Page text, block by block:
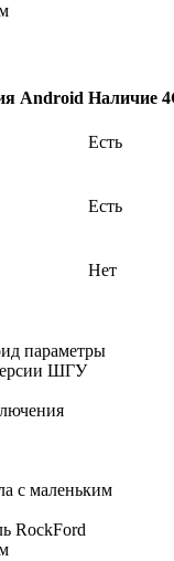
Android Наличие
Есть
Есть
Нет
параметры
ШГУ
с маленьким
RockFord